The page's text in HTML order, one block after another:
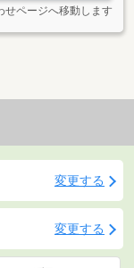
せページへ移動します
変更する
変更する